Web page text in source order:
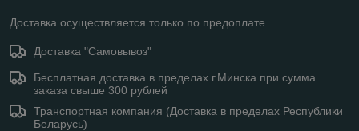
Доставка осуществляется только по предоплате.
Доставка "Самовывоз"
Бесплатная доставка в пределах г.Минска при сумма
заказа свыше 300 рублей
Транспортная компания (Доставка в пределах Республики
Беларусь)